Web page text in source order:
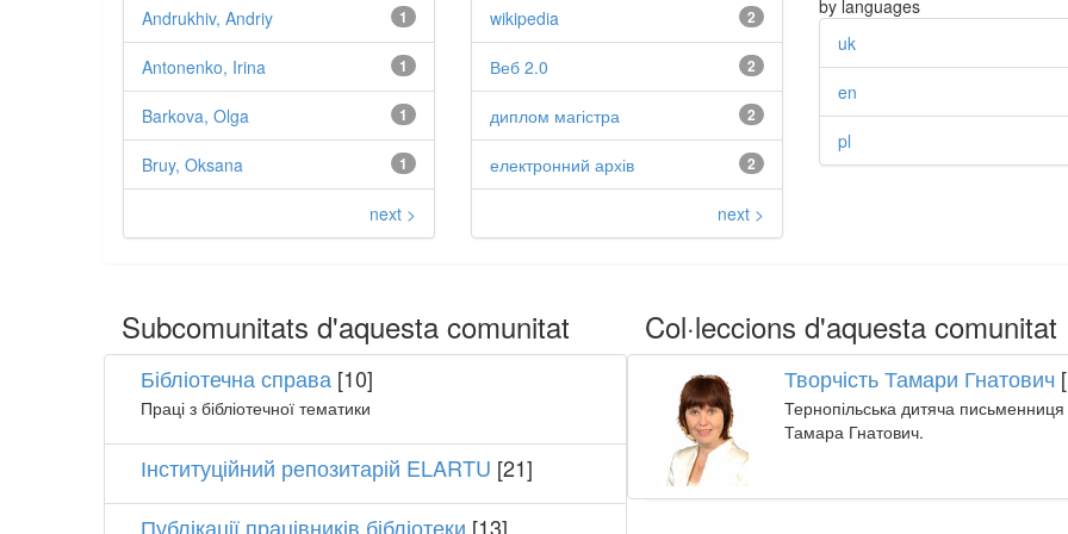
1
Andrukhiv, Andriy
1
Antonenko, Irina
1
Barkova, Olga
1
Bruy, Oksana
next >
2
wikipedia
2
Веб 2.0
2
диплом магістра
2
електронний архів
next >
by languages
uk
en
pl
Subcomunitats d'aquesta comunitat
Бібліотечна справа [10]
Праці з бібліотечної тематики
Інституційний репозитарій ELARTU [21]
Публікації працівників бібліотеки [13]
Col·leccions d'aquesta comunitat
Творчість Тамари Гнатович
Тернопільська дитяча письменниця
Тамара Гнатович.